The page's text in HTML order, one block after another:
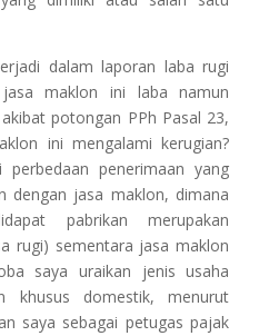
dalam laporan laba rugi
jasa maklon ini laba namun
potongan PPh Pasal 23,
ini mengalami kerugian?
perbedaan penerimaan yang
dengan jasa maklon, dimana
pabrikan merupakan
rugi) sementara jasa maklon
saya uraikan jenis usaha
khusus domestik, menurut
saya sebagai petugas pajak